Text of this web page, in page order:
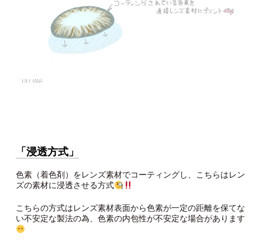
「 浸透方式」
色素（着色剤）をレンズ素材でコーティングし、こちらはレン
ズの素材に浸透させる方式
こちらの方式はレンズ素材表面から色素が一定の距離を保てな
い不安定な製法の為、色素の内包性が不安定な場合があります